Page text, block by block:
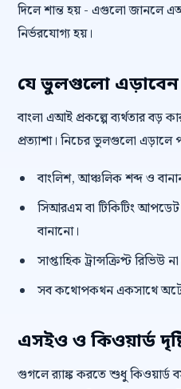
দিলে শান্ত হয় - এগুলো জানলে
নির্ভরযোগ্য হয়।
যে ভুলগুলো এড়াবেন
বাংলা এআই প্রকল্পে ব্যর্থতার বড়
প্রত্যাশা। নিচের ভুলগুলো এড়ালে
বাংলিশ, আঞ্চলিক শব্দ ও
সিআরএম বা টিকিটিং
বানানো।
সাপ্তাহিক ট্রান্সক্রিপ্ট
সব কথোপকথন একসাথে
এসইও ও কিওয়ার্ড
গুগলে র‍্যাঙ্ক করতে শুধু কিওয়ার্ড